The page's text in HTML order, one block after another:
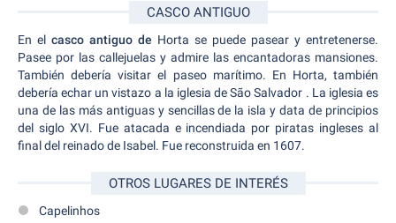
CASCO ANTIGUO
En el casco antiguo de Horta se puede pasear y entretenerse.
Pasee por las callejuelas y admire las encantadoras mansiones.
También debería visitar el paseo marítimo. En Horta, también
debería echar un vistazo a la iglesia de São Salvador . La iglesia es
una de las más antiguas y sencillas de la isla y data de principios
del siglo XVI. Fue atacada e incendiada por piratas ingleses al
final del reinado de Isabel. Fue reconstruida en 1607.
OTROS LUGARES DE INTERÉS
Capelinhos